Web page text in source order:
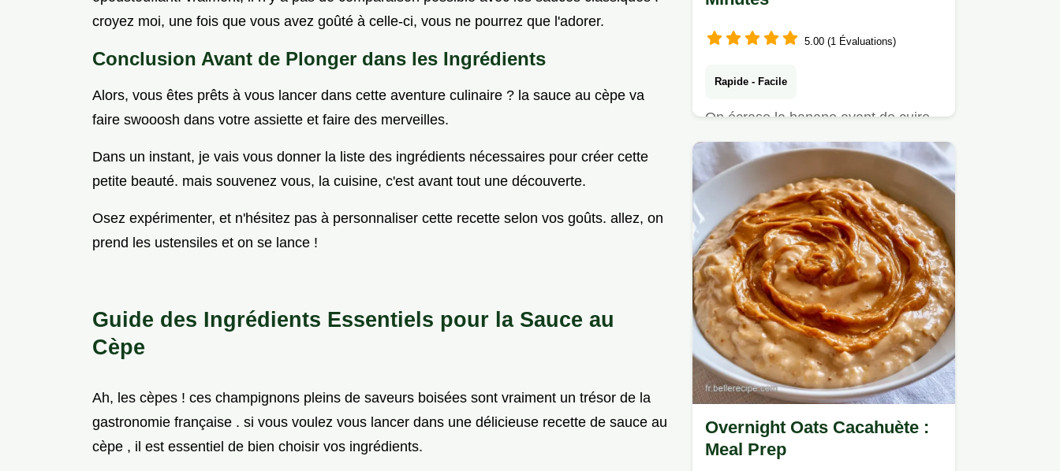
croyez moi, une fois que vous avez goûté à celle-ci, vous ne pourrez que l'adorer.
Conclusion Avant de Plonger dans les Ingrédients
Alors, vous êtes prêts à vous lancer dans cette aventure culinaire ? la sauce au cèpe va
faire swooosh dans votre assiette et faire des merveilles.
Dans un instant, je vais vous donner la liste des ingrédients nécessaires pour créer cette
petite beauté. mais souvenez vous, la cuisine, c'est avant tout une découverte.
Osez expérimenter, et n'hésitez pas à personnaliser cette recette selon vos goûts. allez, on
prend les ustensiles et on se lance !
Guide des Ingrédients Essentiels pour la Sauce au
Cèpe
Ah, les cèpes ! ces champignons pleins de saveurs boisées sont vraiment un trésor de la
gastronomie française . si vous voulez vous lancer dans une délicieuse recette de sauce au
cèpe , il est essentiel de bien choisir vos ingrédients.
5.00 (1 Évaluations)
Rapide - Facile
On écrase la banane avant de cuire
le Porridge Avoine Banane.
Overnight Oats Cacahuète :
Meal Prep